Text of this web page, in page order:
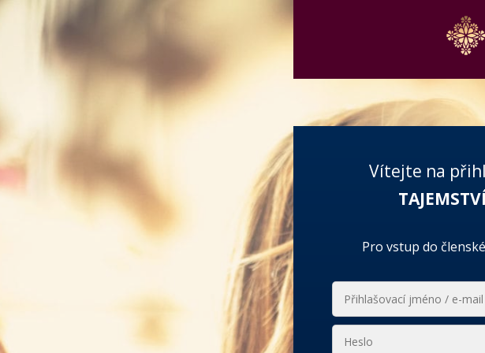
Vítejte na
Pro vstup do